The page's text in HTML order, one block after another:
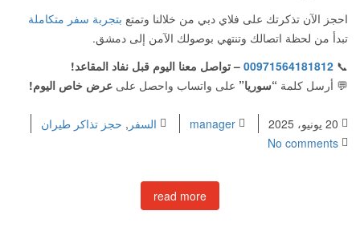
احجز الآن تذكرتك على فلاي دبي من خلالنا وتمتع بتجربة سفر متكاملة
تبدأ من لحظة اتصالك وتنتهي بوصولك الآمن إلى دمشق.
📞
00971564181812 – تواصل معنا اليوم قبل نفاد المقاعد!
💬 أرسل كلمة “سوريا” على واتساب واحصل على عرض خاص اليوم!
manager السفر , حجز تذاكر طيران
No comments
read more